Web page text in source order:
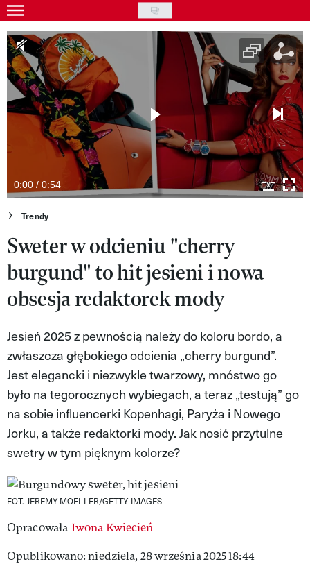
Skip
to
main
content
Gwiazdy
Ludzie
Moda
Uroda
Styl życia
Kultura
Wideo
Nasze akcje
VIVA!ART
VIVA!MODA
VIVA!MAN
VIVA!PEOPLE POWER
VIVA!ITAKA
MAGAZYN VIVA!
0:00 / 0:54
Trendy
Sweter w odcieniu "cherry
burgund" to hit jesieni i nowa
obsesja redaktorek mody
Jesień 2025 z pewnością należy do koloru bordo, a
zwłaszcza głębokiego odcienia „cherry burgund”.
Jest elegancki i niezwykle twarzowy, mnóstwo go
było na tegorocznych wybiegach, a teraz „testują” go
na sobie influencerki Kopenhagi, Paryża i Nowego
Jorku, a także redaktorki mody. Jak nosić przytulne
swetry w tym pięknym kolorze?
FOT. JEREMY MOELLER/GETTY IMAGES
Opracowała Iwona Kwiecień
Opublikowano: niedziela, 28 września 2025 18:44